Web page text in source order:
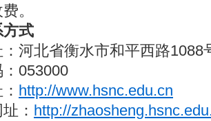
。
式
北省衡水市和平西路1088
053000
http://www.hsnc.edu.cn
： http://